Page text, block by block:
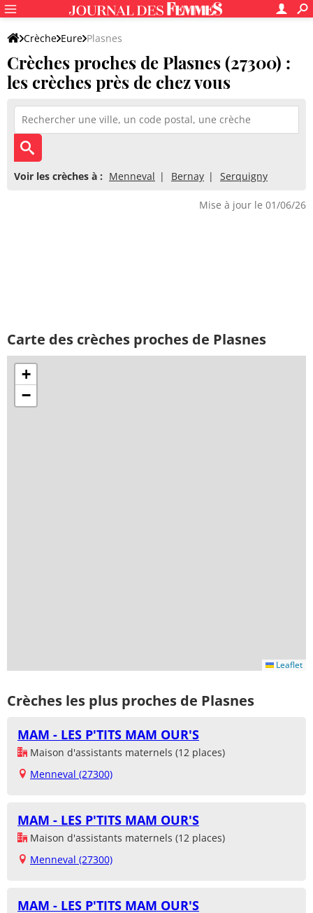
Crèche Eure Plasnes
Crèches proches de Plasnes (27300) :
les crèches près de chez vous
Voir les crèches à : Menneval Bernay Serquigny
Mise à jour le 01/06/26
Carte des crèches proches de Plasnes
+
−
Leaflet
Crèches les plus proches de Plasnes
MAM - LES P'TITS MAM OUR'S
Maison d'assistants maternels (12 places)
Menneval (27300)
MAM - LES P'TITS MAM OUR'S
Maison d'assistants maternels (12 places)
Menneval (27300)
MAM - LES P'TITS MAM OUR'S